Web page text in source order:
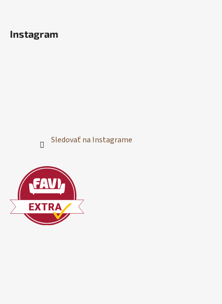
Instagram
Sledovať na Instagrame